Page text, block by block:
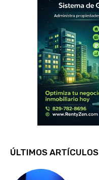
ÚLTIMOS ARTÍCULOS